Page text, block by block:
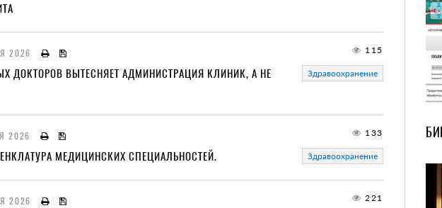
2026 115
ДОКТОРОВ ВЫТЕСНЯЕТ АДМИНИСТРАЦИЯ КЛИНИК, А НЕ
Здравоохранение
2026 133
МЕДИЦИНСКИХ СПЕЦИАЛЬНОСТЕЙ. Здравоохранение
2026 221